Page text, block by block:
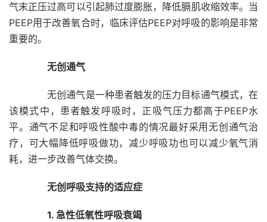
气末正压过高可以引起肺过度膨胀，降低膈肌收缩效率。当
PEEP用于改善氧合时，临床评估PEEP对呼吸的影响是非常
重要的。
无创通气
无创通气是一种患者触发的压力目标通气模式，在
该模式中，患者触发呼吸时，正吸气压力都高于PEEP水
平。通气不足和呼吸性酸中毒的情况最好采用无创通气治
疗，可大幅降低呼吸做功，减少呼吸功也可以减少氧气消
耗，进一步改善气体交换。
无创呼吸支持的适应症
1. 急性低氧性呼吸衰竭